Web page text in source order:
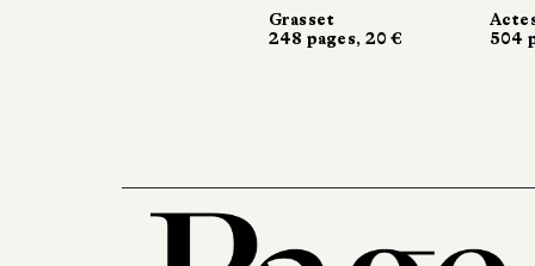
Grasset
248 pages, 20 €
504
Actes
504